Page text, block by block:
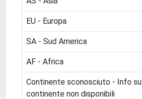
EU - Europa
SA - Sud America
AF - Africa
Continente sconosciuto - Info
continente non disponibili